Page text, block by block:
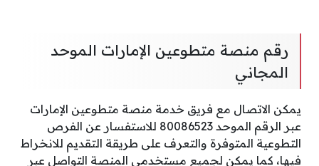
رقم منصة متطوعين الإمارات الموحد
المجاني
يمكن الاتصال مع فريق خدمة منصة متطوعين الإمارات
عبر الرقم الموحد 80086523 للاستفسار عن الفرص
التطوعية المتوفرة والتعرف على طريقة التقديم للانخراط
فيها، كما يمكن لجميع مستخدمي المنصة التواصل عبر